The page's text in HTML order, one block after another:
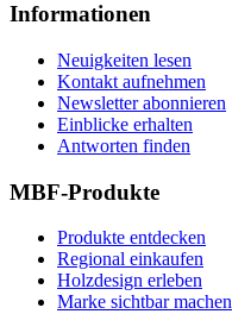
Informationen
Neuigkeiten lesen
Kontakt aufnehmen
Newsletter abonnieren
Einblicke erhalten
Antworten finden
MBF-Produkte
Produkte entdecken
Regional einkaufen
Holzdesign erleben
Marke sichtbar machen